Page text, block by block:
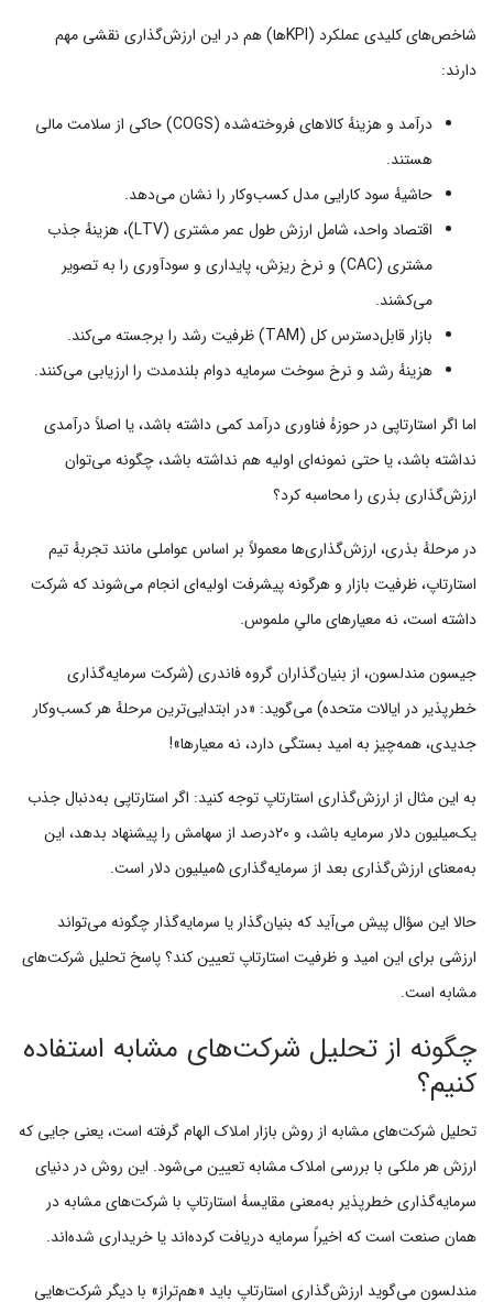
شاخص‌های کلیدی عملکرد (KPIها) هم در این ارزش‌گذاری نقشی مهم
دارند:
درآمد و هزینهٔ کالاهای فروخته‌شده (COGS) حاکی از سلامت مالی
هستند.
حاشیهٔ سود کارایی مدل کسب‌وکار را نشان می‌دهد.
اقتصاد واحد، شامل ارزش طول عمر مشتری (LTV)، هزینهٔ جذب
مشتری (CAC) و نرخ ریزش، پایداری و سودآوری را به تصویر
می‌کشند.
بازار قابل‌دسترس کل (TAM) ظرفیت رشد را برجسته می‌کند.
هزینهٔ رشد و نرخ سوخت سرمایه دوام بلندمدت را ارزیابی می‌کنند.
اما اگر استارتاپی در حوزهٔ فناوری درآمد کمی داشته باشد، یا اصلاً درآمدی
نداشته باشد، یا حتی نمونه‌ای اولیه هم نداشته باشد، چگونه می‌توان
ارزش‌گذاری بذری را محاسبه کرد؟
در مرحلهٔ بذری، ارزش‌گذاری‌ها معمولاً بر اساس عواملی مانند تجربهٔ تیم
استارتاپ، ظرفیت بازار و هرگونه پیشرفت اولیه‌ای انجام می‌شوند که شرکت
داشته است، نه معیارهای مالیِ ملموس.
جیسون مندلسون، از بنیان‌گذاران گروه فاندری (شرکت سرمایه‌گذاری
خطرپذیر در ایالات متحده) می‌گوید: «در ابتدایی‌ترین مرحلهٔ هر کسب‌وکار
جدیدی، همه‌چیز به امید بستگی دارد، نه معیارها»!
به این مثال از ارزش‌گذاری استارتاپ توجه کنید: اگر استارتاپی به‌دنبال جذب
یک‌میلیون دلار سرمایه باشد، و ۲۰درصد از سهامش را پیشنهاد بدهد، این
به‌معنای ارزش‌گذاری بعد از سرمایه‌گذاری ۵میلیون دلار است.
حالا این سؤال پیش می‌آید که بنیان‌گذار یا سرمایه‌گذار چگونه می‌تواند
ارزشی برای این امید و ظرفیت استارتاپ تعیین کند؟ پاسخ تحلیل شرکت‌های
مشابه است.
چگونه از تحلیل شرکت‌های مشابه استفاده
کنیم؟
تحلیل شرکت‌های مشابه از روش بازار املاک الهام گرفته است، یعنی جایی که
ارزش هر ملکی با بررسی املاک مشابه تعیین می‌شود. این روش در دنیای
سرمایه‌گذاری خطرپذیر به‌معنی مقایسهٔ استارتاپ با شرکت‌های مشابه در
همان صنعت است که اخیراً سرمایه دریافت کرده‌اند یا خریداری شده‌اند.
مندلسون می‌گوید ارزش‌گذاری استارتاپ باید «هم‌تراز» با دیگر شرکت‌هایی